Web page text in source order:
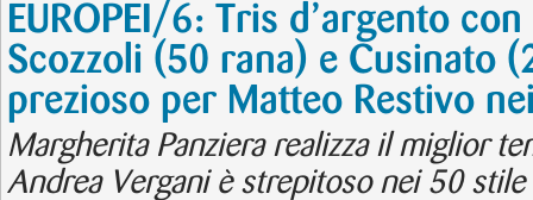
EUROPEI/6: Tris d’argento
Scozzoli (50 rana) e Cusinato
prezioso per Matteo Restivo
Margherita Panziera realizza il miglior
Andrea Vergani è strepitoso nei 50